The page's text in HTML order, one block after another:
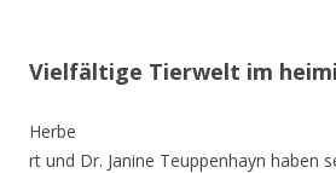
Vielfältige Tierwelt im
Herbe
rt und Dr. Janine Teuppenhayn haben